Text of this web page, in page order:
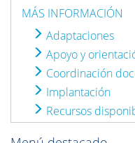
MÁS INFORMACIÓN
Adaptaciones
Apoyo y
Coordinación
Implantación
Recursos